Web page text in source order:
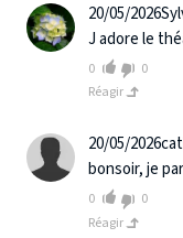
20/05/2026
J adore le
0
0
Réagir
20/05/2026
bonsoir, je
0
0
Réagir